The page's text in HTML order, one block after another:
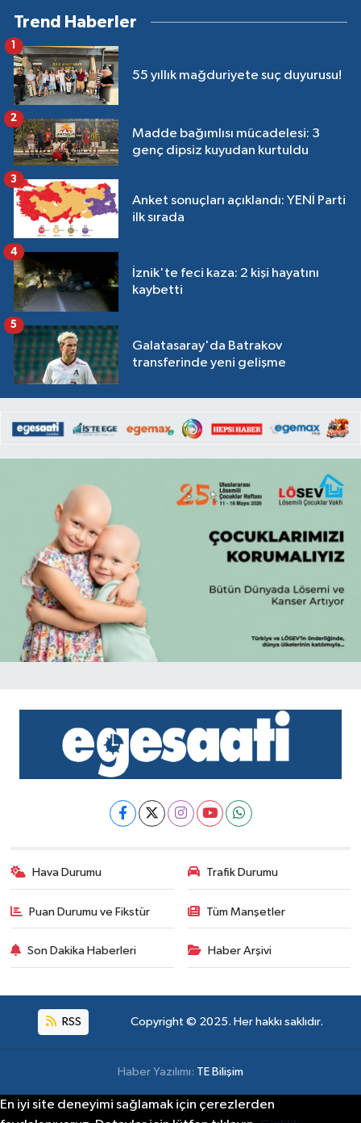
Trend Haberler
55 yıllık mağduriyete suç duyurusu!
1
Madde bağımlısı mücadelesi: 3
genç dipsiz kuyudan kurtuldu
2
Anket sonuçları açıklandı: YENİ Parti
ilk sırada
3
İznik'te feci kaza: 2 kişi hayatını
kaybetti
4
Galatasaray'da Batrakov
transferinde yeni gelişme
5
Hava Durumu Trafik Durumu
Puan Durumu ve Fikstür Tüm Manşetler
Son Dakika Haberleri Haber Arşivi
RSS Copyright © 2025. Her hakkı saklıdır.
Haber Yazılımı: TE Bilişim
En iyi site deneyimi sağlamak için çerezlerden